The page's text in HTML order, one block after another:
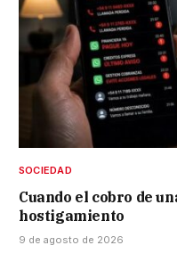
SOCIEDAD
Cuando el cobro de
hostigamiento
9 de agosto de 2026